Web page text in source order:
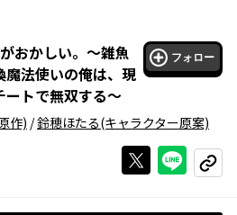
おかしい。～雑魚
魔法使いの俺は、現
ートで無双する～
フォロー
作) /鈴穂ほたる(キャラクター原案)
Xで投稿する
ライン
コピー